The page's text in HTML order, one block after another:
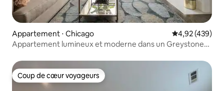
Appartement ⋅ Chicago Évaluation
4,92 (439)
Appartement lumineux et moderne dans un Greystone
Coup de cœur voyageurs
Coup de cœur voyageurs